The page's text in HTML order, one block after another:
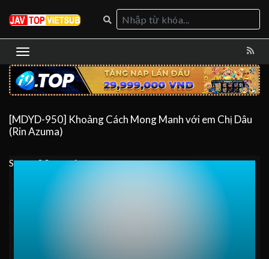
[MDYD-950] Khoảng Cách Mong Manh với em Chị Dâu
(Rin Azuma)
Server 0Server 1